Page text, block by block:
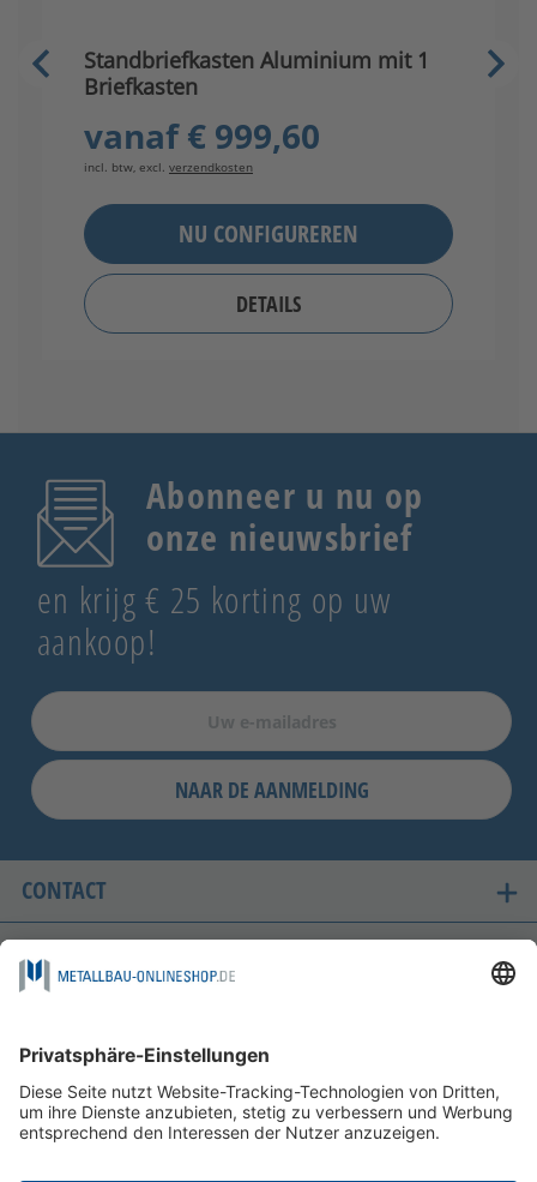
Standbriefkasten Aluminium mit 1
Briefkasten
vanaf€ 999,60
incl. btw, excl. verzendkosten
NU CONFIGUREREN
DETAILS
Abonneer u nu op
onze nieuwsbrief
en krijg € 25 korting op uw
aankoop!
NAAR DE AANMELDING
CONTACT
ONZE LANDEN VAN LEVERING
FOLGEN SIE UNS AUF
BETAALMOGELIJKHEDEN